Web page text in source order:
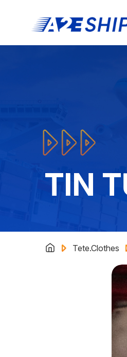
TIN
Tete.Clothes